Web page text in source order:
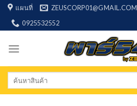
Skip
content
แผนที่ ZEUSCORP01@GMAIL.COM
0925532552
Search